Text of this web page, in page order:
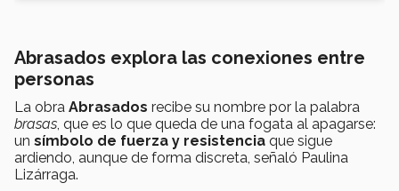
Abrasados explora las conexiones entre
personas
La obra Abrasados recibe su nombre por la palabra
brasas, que es lo que queda de una fogata al apagarse:
un símbolo de fuerza y resistencia que sigue
ardiendo, aunque de forma discreta, señaló Paulina
Lizárraga.